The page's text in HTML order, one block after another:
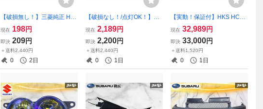
【破損無し！】三菱純正 H82
W ekワゴン グリル ラジエー
ターグリル フロントグリル 7
450A 3838-01 ノーマル 激安
魔王
現在 198円
即決 209円
＋送料2,440円
0 2日
【破損なし！/点灯OK！】ス
バル純正 YA5 エクシーガ リ
ア バックドアアッパートリ
ム プラスチックパネル 内装
品 94311YC000 / 94016YC0
00
現在 2,189円
即決 2,200円
＋送料2,440円
0 1日
【実動！保証付】HKS HCR3
2 スカイライン RB20DET V-
Pro Vプロ コンピューター ユ
ニット 銀プロ 銀pro FCV004
725 本体 ハーネス
現在 32,989円
即決 33,000円
＋送料1,520円
0 1日